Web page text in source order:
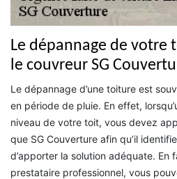
Le dépannage de votre
le couvreur SG
Le dépannage d’une toiture est
en période de pluie. En effet,
niveau de votre toit, vous devez
que SG Couverture afin qu’il
d’apporter la solution adéquate. En
prestataire professionnel, vous